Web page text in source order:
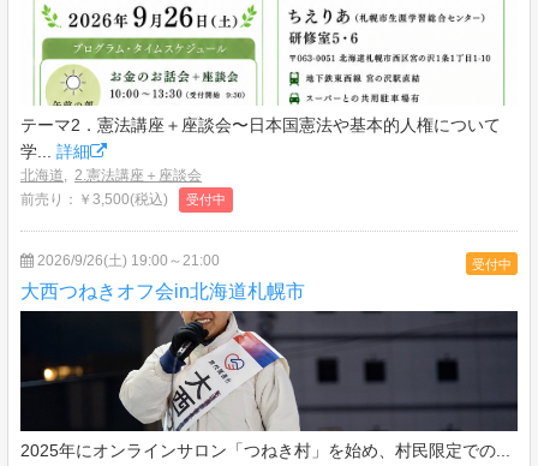
テーマ2．憲法講座＋座談会〜日本国憲法や基本的人権について
学... 詳細
北海道, 2.憲法講座＋座談会
前売り：￥3,500(税込)
受付中
受付中
2026/9/26(土) 19:00～21:00
大西つねきオフ会in北海道札幌市
2025年にオンラインサロン「つねき村」を始め、村民限定での...